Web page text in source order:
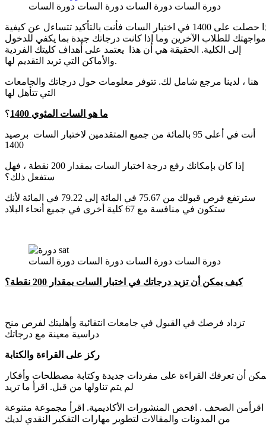
دورة السات دورة السات دورة السات دورة السات
إذا حصلت على 1400 في اختبار السات فأنت بالتأكيد تتساءل عن كيفية
مواجهتك للطلاب الآخرين وما إذا كانت درجاتك جيدة بما يكفي للدخول
إلى الكلية. الحقيقة هي أن هذا يعتمد على أهداف كليتك الفردية
والأماكن التي تريد التقديم لها.
هنا ، لدينا مرجع شامل لك. تتوفر معلومات حول درجاتك والجامعات
التي تتأهل لها
ما هو السات المئوي 1400 ؟
أنت في أعلى 95 بالمائة من جميع المتقدمين لاختبار السات برصيد
1400
إذا كان بإمكانك رفع درجة اختبار السات بمقدار 200 نقطة ، فهل
ستفعل ذلك؟
سترتفع فرص قبولك من 75.67 في المائة إلى 79.22 في المائة لأنك
ستكون في منافسة مع 67 كلية أخرى في جميع أنحاء البلاد
دورة السات دورة السات دورة السات دورة السات
كيف يمكن أن تزيد درجاتك في اختبار السات بمقدار 200 نقطة؟
تزداد فرصك في القبول في جامعات انتقائية وأهليتك لفرص منح
دراسية معينة مع درجاتك
ركز على القراءة والكتابة
أن تعرفك القراءة على مفردات جديدة وكتابة مصطلحات وأفكار
لم يتم تناولها من قبل. اقرأ ما تريد
اقرأمن الصحف . افحص المنشورات الأكاديمية. اقرأ مجموعة متنوعة
من المدونات والمقالات لتطوير مهارات التفكير النقدي لديك